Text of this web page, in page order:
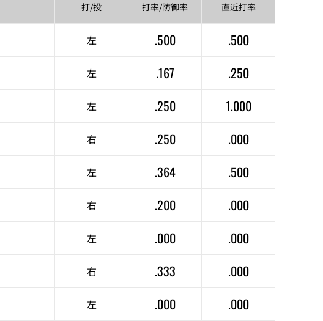
打/投 打率/防御率 直近打率
左 .500
.500
左 .167
.250
左 .250
1.000
右 .250
.000
左 .364
.500
右 .200
.000
左 .000
.000
右 .333
.000
左 .000
.000